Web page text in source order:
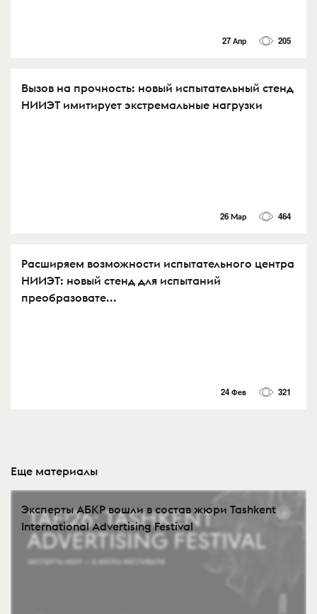
27 Апр 205
Вызов на прочность: новый испытательный стенд
НИИЭТ имитирует экстремальные нагрузки
26 Мар 464
Расширяем возможности испытательного центра
НИИЭТ: новый стенд для испытаний
преобразовате...
24 Фев 321
Еще материалы
Эксперты АБКР вошли в состав жюри Tashkent
International Advertising Festival